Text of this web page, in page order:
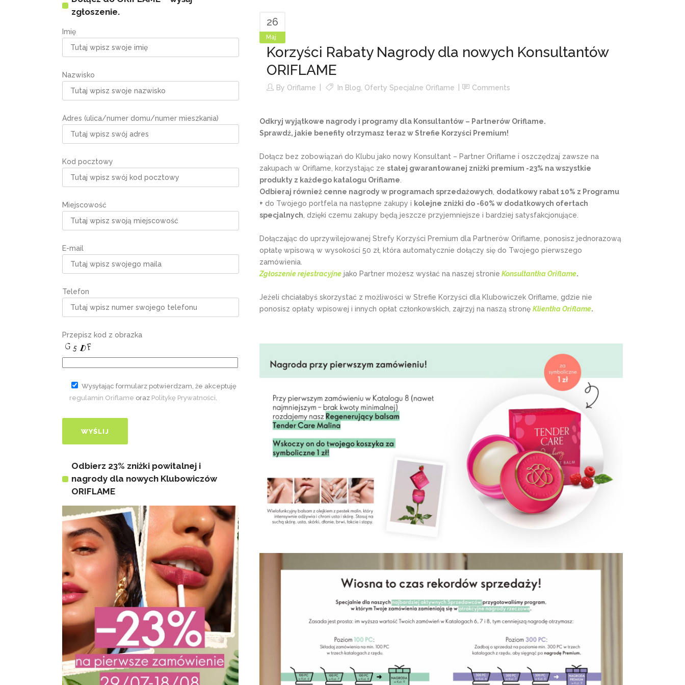
zgłoszenie.
Imię
Nazwisko
Adres (ulica/numer domu/numer mieszkania)
Kod pocztowy
Miejscowość
E-mail
Telefon
Przepisz kod z obrazka
Wysyłając formularz potwierdzam, że akceptuję
regulamin Oriflame oraz Politykę Prywatności.
Odbierz 23% zniżki powitalnej i
nagrody dla nowych Klubowiczów
ORIFLAME
26
Maj
Korzyści Rabaty Nagrody dla nowych Konsultantów
ORIFLAME
By Oriflame In Blog Oferty Specjalne Oriflame Comments
Odkryj wyjątkowe nagrody i programy dla Konsultantów – Partnerów Oriflame.
Sprawdź, jakie benefity otrzymasz teraz w Strefie Korzyści Premium!
Dołącz bez zobowiązań do Klubu jako nowy Konsultant – Partner Oriflame i oszczędzaj zawsze na
zakupach w Oriflame, korzystając ze stałej gwarantowanej zniżki premium -23% na wszystkie
produkty z każdego katalogu Oriflame
Odbieraj również cenne nagrody w programach sprzedażowych dodatkowy rabat 10% z Programu
+ do Twojego portfela na następne zakupy i kolejne zniżki do -60% w dodatkowych ofertach
specjalnych , dzięki czemu zakupy będą jeszcze przyjemniejsze i bardziej satysfakcjonujące.
Dołączając do uprzywilejowanej Strefy Korzyści Premium dla Partnerów Oriflame, ponosisz jednorazową
opłatę wpisową w wysokości 50 zł, która automatycznie dołączy się do Twojego pierwszego
zamówienia.
Zgłoszenie rejestracyjnejako Partner możesz wysłać na naszej stronie Konsultantka Oriflame.
Jeżeli chciałabyś skorzystać z możliwości w Strefie Korzyści dla Klubowiczek Oriflame, gdzie nie
ponosisz opłaty wpisowej i innych opłat członkowskich, zajrzyj na naszą stronę Klientka Oriflame.